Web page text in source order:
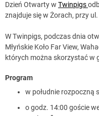
Dzień Otwarty w Twinpigs
znajduje się w Żorach, przy
W Twinpigs, podczas dnia
Młyńskie Koło Far View,
których można skorzystać w
Program
w południe rozpoczną
o godz. 14:00 goście